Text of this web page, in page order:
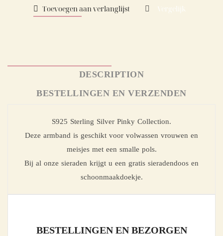
Toevoegen aan verlanglijst Vergelijk
DESCRIPTION
BESTELLINGEN EN VERZENDEN
S925 Sterling Silver Pinky Collection.
Deze armband is geschikt voor volwassen vrouwen en
meisjes met een smalle pols.
Bij al onze sieraden krijgt u een gratis sieradendoos en
schoonmaakdoekje.
BESTELLINGEN EN BEZORGEN